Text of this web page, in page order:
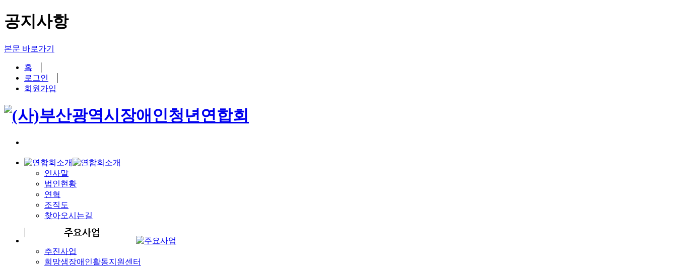
공지사항
본문 바로가기
홈
로그인
회원가입
인사말
법인현황
연혁
조직도
찾아오시는길
추진사업
희망샘장애인활동지원센터